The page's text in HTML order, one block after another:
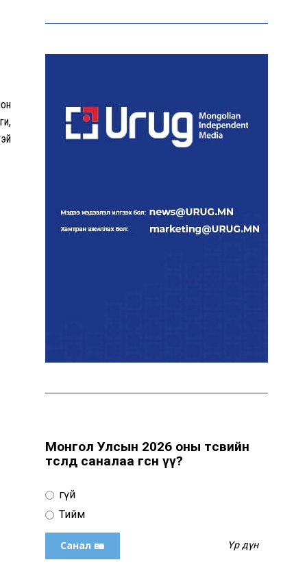
шүүхэд шилжүүлжээ
Шатахууны нийлүүлэлт
Монгол Улсын 2026 оны төсвийн
төсөлд саналаа өгсөн үү?
Үгүй
Тийм
Үр дүн